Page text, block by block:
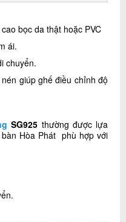
bọc da thật hoặc PVC
ái.
chuyển.
giúp ghế điều chỉnh độ
SG925 thường được lựa
Hòa Phát phù hợp với